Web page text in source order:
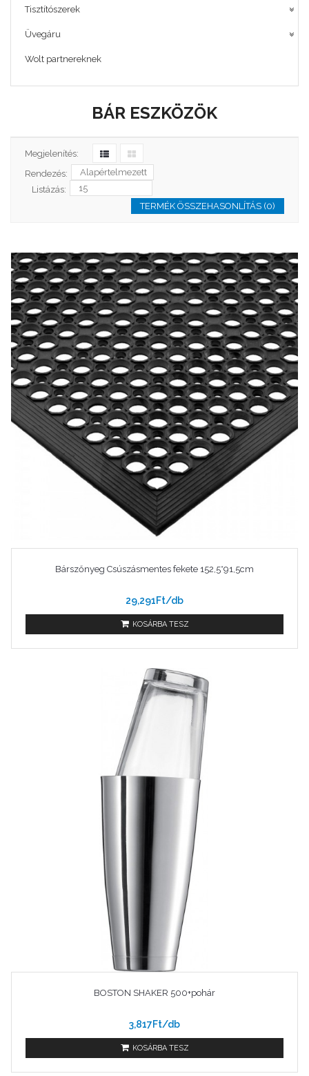
Tisztítószerek
Üvegáru
Wolt partnereknek
BÁR ESZKÖZÖK
Megjelenítés:
Rendezés:
Listázás:
TERMÉK ÖSSZEHASONLÍTÁS (0)
Bárszőnyeg Csúszásmentes fekete 152,5*91,5cm
29,291Ft/db
KOSÁRBA TESZ
BOSTON SHAKER 500+pohár
3,817Ft/db
KOSÁRBA TESZ